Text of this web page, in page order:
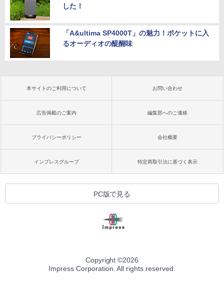
した！
「A&ultima SP4000T」の魅力！ポケットに入
るオーディオの醍醐味
本サイトのご利用について お問い合わせ
広告掲載のご案内 編集部へのご連絡
プライバシーポリシー 会社概要
インプレスグループ 特定商取引法に基づく表示
PC版で見る
Copyright ©2026
Impress Corporation. All rights reserved.